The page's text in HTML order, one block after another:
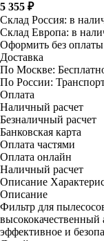
5 355 ₽
Склад Россия: в
Склад Европа: в
Оформить без оплаты
Доставка
По Москве:
По России:
Оплата
Наличный расчет
Безналичный расчет
Банковская карта
Оплата частями
Оплата онлайн
Наличный расчет
Описание
Описание
Фильтр для
высококачественный
эффективное и